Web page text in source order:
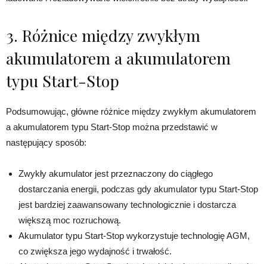
3. Różnice między zwykłym
akumulatorem a akumulatorem
typu Start-Stop
Podsumowując, główne różnice między zwykłym akumulatorem
a akumulatorem typu Start-Stop można przedstawić w
następujący sposób:
Zwykły akumulator jest przeznaczony do ciągłego
dostarczania energii, podczas gdy akumulator typu Start-Stop
jest bardziej zaawansowany technologicznie i dostarcza
większą moc rozruchową.
Akumulator typu Start-Stop wykorzystuje technologię AGM,
co zwiększa jego wydajność i trwałość.